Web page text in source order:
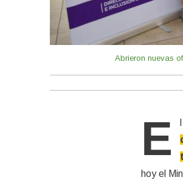
Abrieron nuevas
E
hoy el